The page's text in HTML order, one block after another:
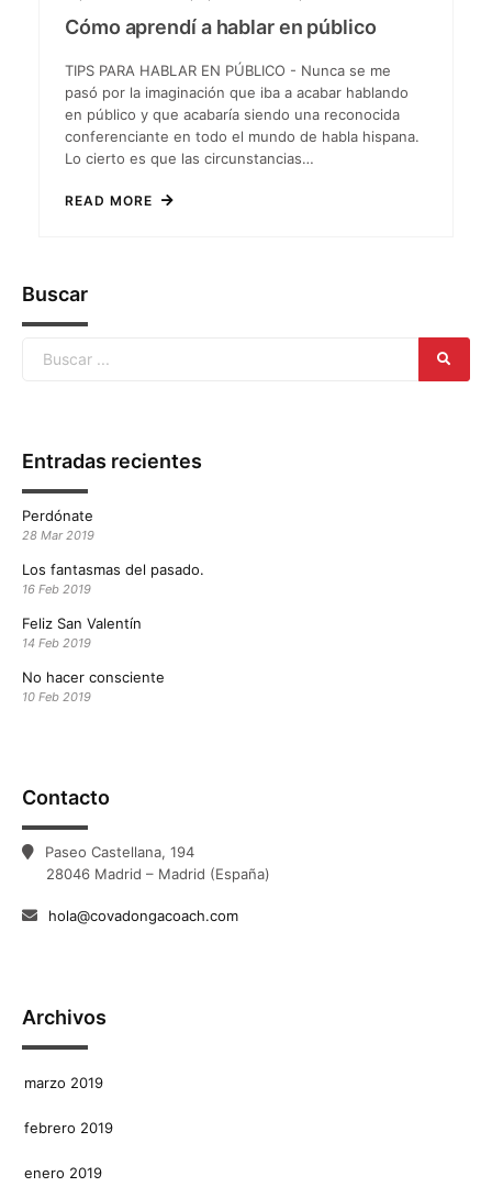
Cómo aprendí a hablar en público
TIPS PARA HABLAR EN PÚBLICO - Nunca se me
pasó por la imaginación que iba a acabar hablando
en público y que acabaría siendo una reconocida
conferenciante en todo el mundo de habla hispana.
Lo cierto es que las circunstancias…
READ MORE
Buscar
Entradas recientes
Perdónate
28 Mar 2019
Los fantasmas del pasado.
16 Feb 2019
Feliz San Valentín
14 Feb 2019
No hacer consciente
10 Feb 2019
Contacto
Paseo Castellana, 194
28046 Madrid – Madrid (España)
hola@covadongacoach.com
Archivos
marzo 2019
febrero 2019
enero 2019